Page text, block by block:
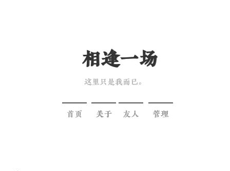
相逢一场
这里只是我而已。
首页 关于 友人 管理